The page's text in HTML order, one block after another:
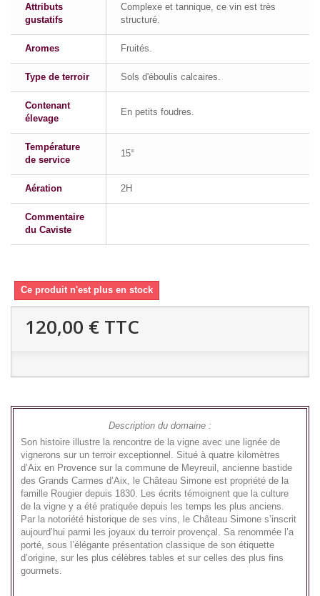
Attributs
gustatifs
Complexe et tannique, ce vin est très
structuré.
Aromes Fruités.
Type de terroir Sols d'éboulis calcaires.
Contenant
élevage
En petits foudres.
Température
de service
15°
Aération 2H
Commentaire
du Caviste
Ce produit n'est plus en stock
120,00 € TTC
Description du domaine :
Son histoire illustre la rencontre de la vigne avec une lignée de
vignerons sur un terroir exceptionnel. Situé à quatre kilomètres
d’Aix en Provence sur la commune de Meyreuil, ancienne bastide
des Grands Carmes d’Aix, le Château Simone est propriété de la
famille Rougier depuis 1830. Les écrits témoignent que la culture
de la vigne y a été pratiquée depuis les temps les plus anciens.
Par la notoriété historique de ses vins, le Château Simone s’inscrit
aujourd’hui parmi les joyaux du terroir provençal. Sa renommée l’a
porté, sous l’élégante présentation classique de son étiquette
d’origine, sur les plus célèbres tables et sur celles des plus fins
gourmets.